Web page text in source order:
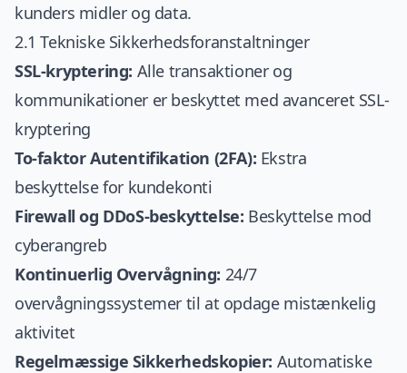
kunders midler og data.
2.1 Tekniske Sikkerhedsforanstaltninger
SSL-kryptering: Alle transaktioner og
kommunikationer er beskyttet med avanceret SSL-
kryptering
To-faktor Autentifikation (2FA): Ekstra
beskyttelse for kundekonti
Firewall og DDoS-beskyttelse: Beskyttelse mod
cyberangreb
Kontinuerlig Overvågning: 24/7
overvågningssystemer til at opdage mistænkelig
aktivitet
Regelmæssige Sikkerhedskopier: Automatiske